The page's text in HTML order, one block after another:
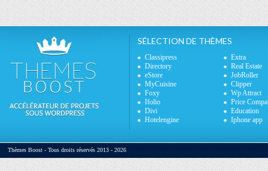
SÉLECTION DE THÈMES
Classipress
Extra
Directory
Real Estate
eStore
JobRoller
MyCuisine
Clipper
Foxy
Wp Attract
Ifolio
Price
Divi
Education
Hotelengine
Iphone app
Thèmes Boost - Tous droits réservés 2013 - 2026